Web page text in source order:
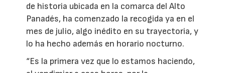
de historia ubicada en la comarca del Alto
Panadés, ha comenzado la recogida ya en el
mes de julio, algo inédito en su trayectoria, y
lo ha hecho además en horario nocturno.
“Es la primera vez que lo estamos haciendo,